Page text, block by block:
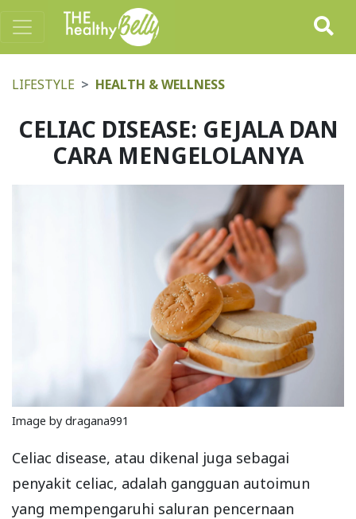
LIFESTYLE HEALTH & WELLNESS
CELIAC DISEASE: GEJALA DAN
CARA MENGELOLANYA
Image by dragana991
Celiac disease, atau dikenal juga sebagai
penyakit celiac, adalah gangguan autoimun
yang mempengaruhi saluran pencernaan